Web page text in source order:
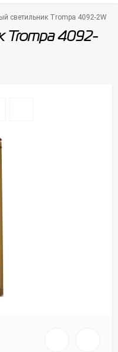
светильник Trompa 4092-2W
Trompa 4092-